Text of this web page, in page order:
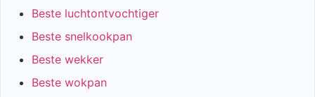
Beste luchtontvochtiger
Beste snelkookpan
Beste wekker
Beste wokpan